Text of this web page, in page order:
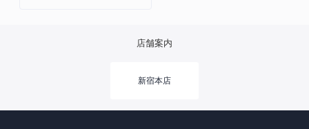
店舗案内
新宿本店